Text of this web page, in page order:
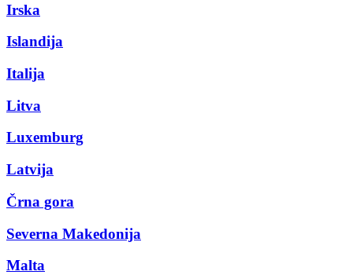
Irska
Islandija
Italija
Litva
Luxemburg
Latvija
Črna gora
Severna Makedonija
Malta